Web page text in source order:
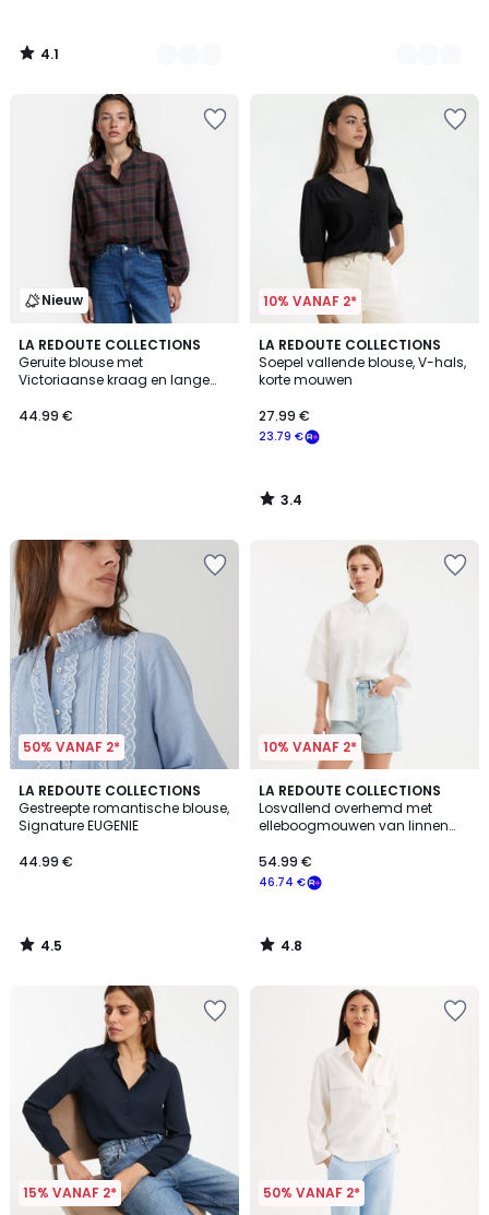
4.1
/
Nieuw
LA REDOUTE COLLECTIONS
Geruite blouse met
Victoriaanse kraag en lange
44.99 €
10% VANAF 2*
LA REDOUTE COLLECTIONS
Soepel vallende blouse, V-hals,
korte mouwen
23.79 €
27.99 €
3.4
/ 5
3.4
/
50% VANAF 2*
LA REDOUTE COLLECTIONS
Gestreepte romantische blouse,
Signature EUGENIE
44.99 €
4.5
/ 5
4.5
/
10% VANAF 2*
LA REDOUTE COLLECTIONS
Losvallend overhemd met
elleboogmouwen van linnen
46.74 €
54.99 €
4.8
/ 5
4.8
/
15% VANAF 2* 50% VANAF 2*